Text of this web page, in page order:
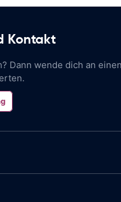
Kontakt
Dann wende dich an